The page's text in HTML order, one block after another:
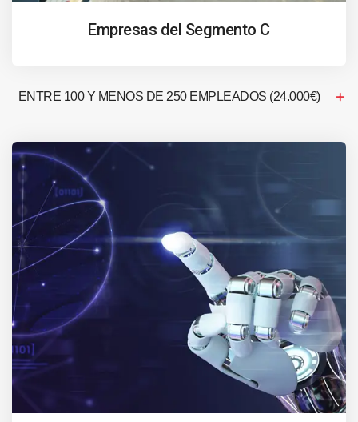
Empresas del Segmento C
ENTRE 100 Y MENOS DE 250 EMPLEADOS (24.000€)